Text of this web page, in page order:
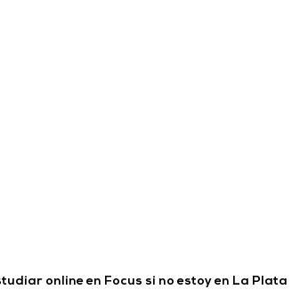
online en Focus si no estoy en La Plata